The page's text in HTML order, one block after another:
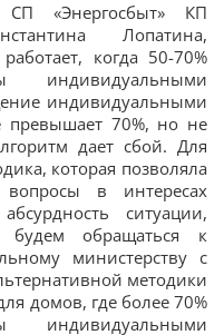
«Энергосбыт» КП
Лопатина,
когда 50-70%
индивидуальными
индивидуальными
превышает 70%, но не
дает сбой. Для
которая позволяла
в интересах
ситуации,
будем обращаться к
министерству с
методики
домов, где более 70%
индивидуальными